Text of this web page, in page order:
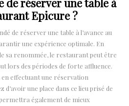
de réserver une table à
Epicure ?
de réserver une table à l’avance au
une expérience optimale. En
sa renommée, le restaurant peut être
lors des périodes de forte affluence.
effectuant une réservation
d’avoir une place dans ce lieu prisé de
également de mieux